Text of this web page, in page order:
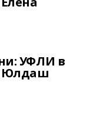
УФЛИ в
Юлдаш